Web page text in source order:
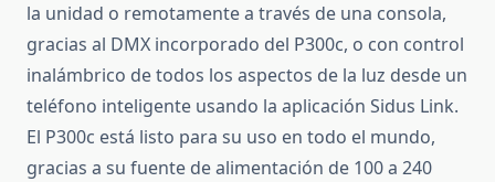
la unidad o remotamente a través de una consola,
gracias al DMX incorporado del P300c, o con control
inalámbrico de todos los aspectos de la luz desde un
teléfono inteligente usando la aplicación Sidus Link.
El P300c está listo para su uso en todo el mundo,
gracias a su fuente de alimentación de 100 a 240